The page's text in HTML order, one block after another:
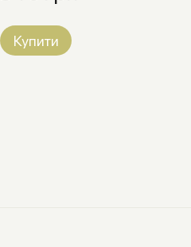
Купити